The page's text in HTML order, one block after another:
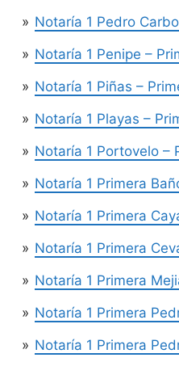
Notaría 1 Pedro
Notaría 1 Penipe –
Notaría 1 Piñas –
Notaría 1 Playas –
Notaría 1 Portovelo –
Notaría 1 Primera
Notaría 1 Primera
Notaría 1 Primera
Notaría 1 Primera
Notaría 1 Primera
Notaría 1 Primera